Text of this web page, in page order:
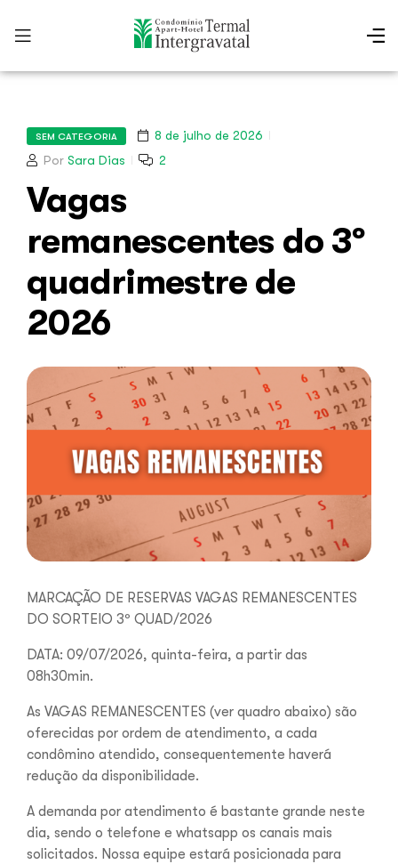
SEM CATEGORIA
8 de julho de 2026
Por Sara Dias 2
Vagas
remanescentes do 3º
quadrimestre de
2026
MARCAÇÃO DE RESERVAS VAGAS REMANESCENTES
DO SORTEIO 3º QUAD/2026
DATA: 09/07/2026, quinta-feira, a partir das
08h30min.
As VAGAS REMANESCENTES (ver quadro abaixo) são
oferecidas por ordem de atendimento, a cada
condômino atendido, consequentemente haverá
redução da disponibilidade.
A demanda por atendimento é bastante grande neste
dia, sendo o telefone e whatsapp os canais mais
solicitados. Nossa equipe estará posicionada para